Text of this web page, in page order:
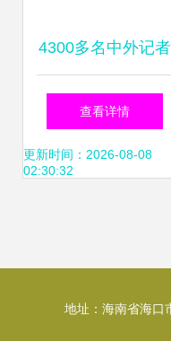
4300多名中外记者
踊跃报名采访第二
届进博会，新闻中
查看详情
更新时间：2026-08-08
02:30:32
地址：海南省海口